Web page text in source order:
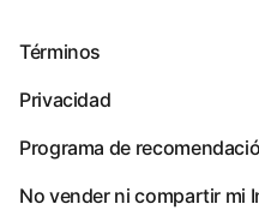
Términos
Privacidad
Programa de
No vender ni compartir mi